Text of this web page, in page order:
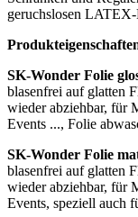
geruchslosen
SK-Wonder Folie
blasenfrei auf glatten
wieder abziehbar, für
Events ..., Folie
SK-Wonder Folie
blasenfrei auf glatten
wieder abziehbar, für
Events, speziell auch